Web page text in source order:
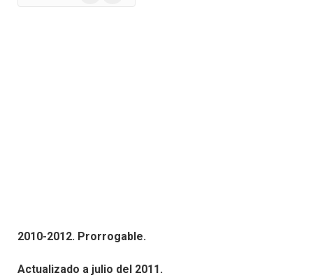
2010-2012. Prorrogable.
Actualizado a julio del 2011.